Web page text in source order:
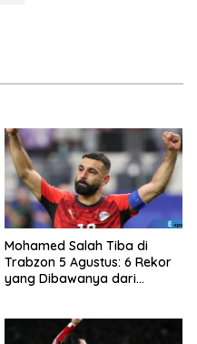
Mohamed Salah Tiba di
Trabzon 5 Agustus: 6 Rekor
yang Dibawanya dari